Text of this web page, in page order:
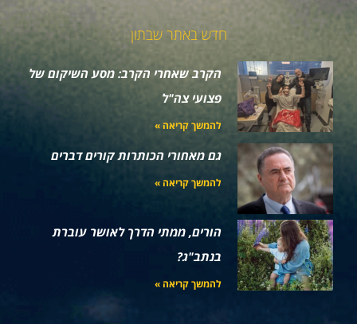
חדש באתר שבתון
הקרב שאחרי הקרב: מסע השיקום של
פצועי צה"ל
להמשך קריאה »
גם מאחורי הכותרות קורים דברים
להמשך קריאה »
הורים, ממתי הדרך לאושר עוברת
בנתב"ג?
להמשך קריאה »